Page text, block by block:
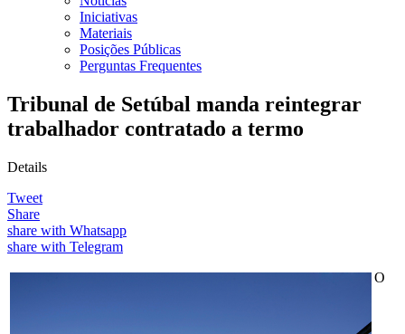
Iniciativas
Materiais
Posições Públicas
Perguntas Frequentes
Tribunal de Setúbal manda reintegrar
trabalhador contratado a termo
Details
Tweet
Share
share with Whatsapp
share with Telegram
O